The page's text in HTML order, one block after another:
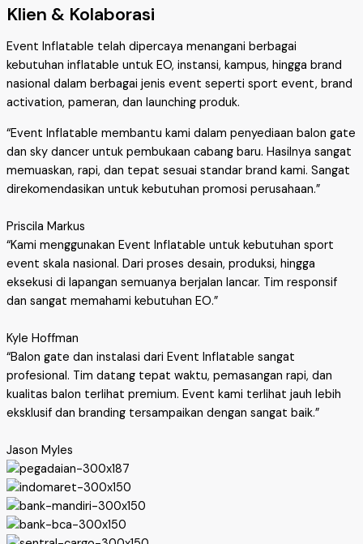
Klien & Kolaborasi
Event Inflatable telah dipercaya menangani berbagai
kebutuhan inflatable untuk EO, instansi, kampus, hingga brand
nasional dalam berbagai jenis event seperti sport event, brand
activation, pameran, dan launching produk.
“Event Inflatable membantu kami dalam penyediaan balon gate
dan sky dancer untuk pembukaan cabang baru. Hasilnya sangat
memuaskan, rapi, dan tepat sesuai standar brand kami. Sangat
direkomendasikan untuk kebutuhan promosi perusahaan.”
Priscila Markus
“Kami menggunakan Event Inflatable untuk kebutuhan sport
event skala nasional. Dari proses desain, produksi, hingga
eksekusi di lapangan semuanya berjalan lancar. Tim responsif
dan sangat memahami kebutuhan EO.”
Kyle Hoffman
“Balon gate dan instalasi dari Event Inflatable sangat
profesional. Tim datang tepat waktu, pemasangan rapi, dan
kualitas balon terlihat premium. Event kami terlihat jauh lebih
eksklusif dan branding tersampaikan dengan sangat baik.”
Jason Myles